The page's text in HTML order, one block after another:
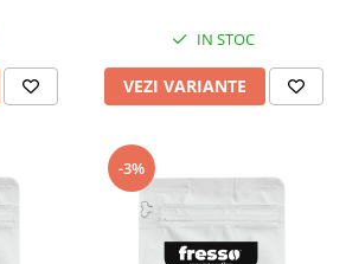
IN STOC
VEZI VARIANTE
-3%